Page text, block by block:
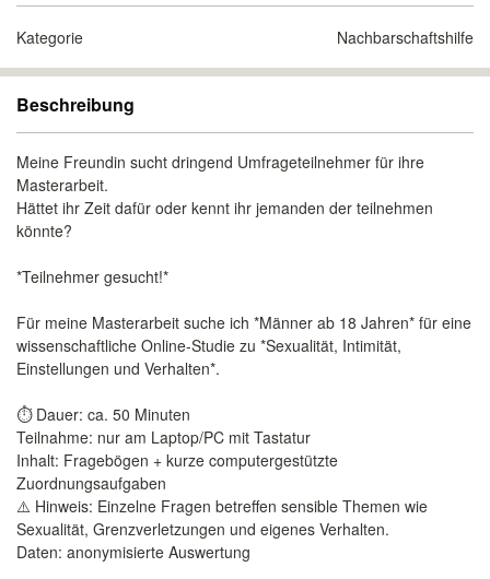
Kategorie Nachbarschaftshilfe
Beschreibung
Meine Freundin sucht dringend Umfrageteilnehmer für ihre
Masterarbeit.
Hättet ihr Zeit dafür oder kennt ihr jemanden der teilnehmen
könnte?
*Teilnehmer gesucht!*
Für meine Masterarbeit suche ich *Männer ab 18 Jahren* für eine
wissenschaftliche Online-Studie zu *Sexualität, Intimität,
Einstellungen und Verhalten*.
⏱️ Dauer: ca. 50 Minuten
Teilnahme: nur am Laptop/PC mit Tastatur
Inhalt: Fragebögen + kurze computergestützte
Zuordnungsaufgaben
⚠️ Hinweis: Einzelne Fragen betreffen sensible Themen wie
Sexualität, Grenzverletzungen und eigenes Verhalten.
Daten: anonymisierte Auswertung